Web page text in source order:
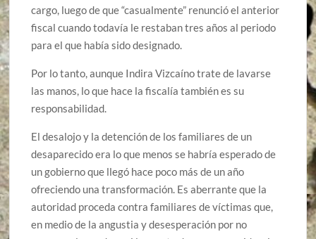
cargo, luego de que “casualmente” renunció el anterior
fiscal cuando todavía le restaban tres años al periodo
para el que había sido designado.
Por lo tanto, aunque Indira Vizcaíno trate de lavarse
las manos, lo que hace la fiscalía también es su
responsabilidad.
El desalojo y la detención de los familiares de un
desaparecido era lo que menos se habría esperado de
un gobierno que llegó hace poco más de un año
ofreciendo una transformación. Es aberrante que la
autoridad proceda contra familiares de víctimas que,
en medio de la angustia y desesperación por no